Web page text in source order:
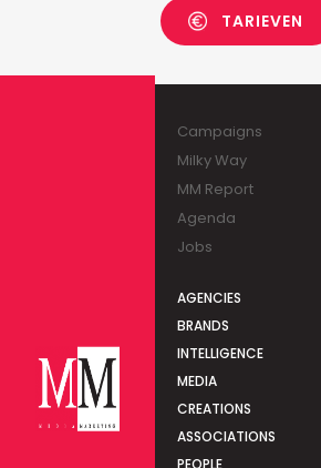
TARIEVEN
Campaigns
Milky Way
MM Report
Agenda
Jobs
AGENCIES
BRANDS
INTELLIGENCE
MEDIA
CREATIONS
ASSOCIATIONS